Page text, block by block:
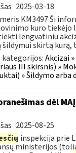
2025-03-18
KM3497 Ši
kuro tiekėjo
lengvatiniu
skirtą kurą,
kategorijos:Akcizai
III skirsnis) »
» Šildymo arba
dėl
2025-08-25
inspekcija prie
ministerijos